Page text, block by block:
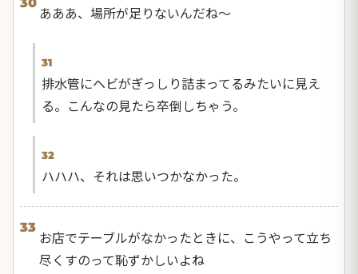
あああ、場所が足りないんだね〜
31
排水管にヘビがぎっしり詰まってるみたいに見え
る。こんなの見たら卒倒しちゃう。
32
ハハハ、それは思いつかなかった。
33
お店でテーブルがなかったときに、こうやって立ち
尽くすのって恥ずかしいよね